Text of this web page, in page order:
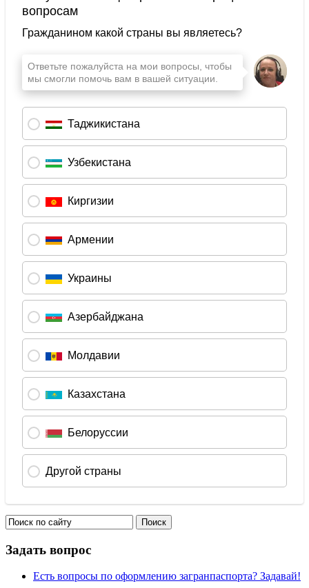
Задать вопрос
Есть вопросы по оформлению загранпаспорта? Задавай!